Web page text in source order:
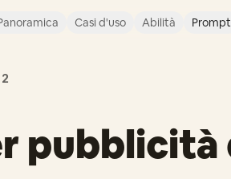
Casi d'uso Abilità Prompt
pubblicità